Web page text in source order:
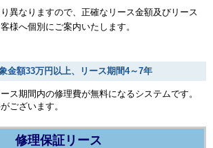
異なりますので、正確なリース金額及びリース
様へ個別にご案内いたします。
額33万円以上、リース期間4～7年
ス期間内の修理費が無料になるシステムです。
ございます。
修理保証リース